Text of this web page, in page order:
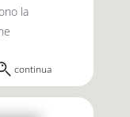
la
continua